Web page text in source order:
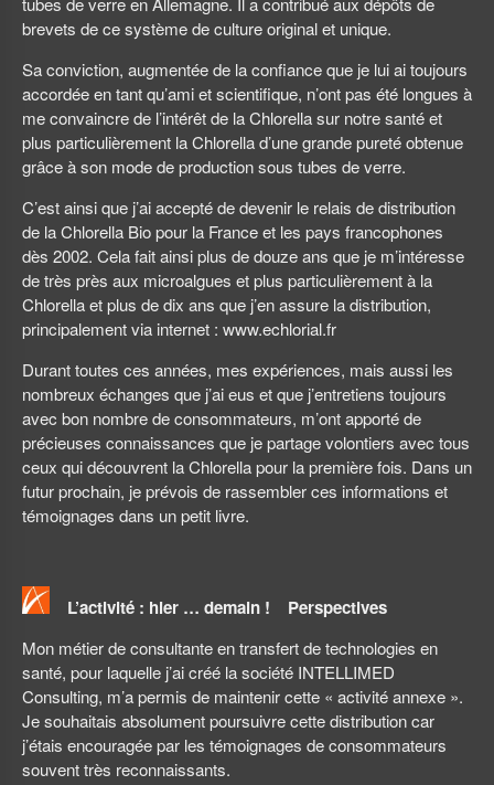
brevets de ce système de culture original et unique.
Sa conviction, augmentée de la confiance que je lui ai toujours
accordée en tant qu’ami et scientifique, n’ont pas été longues à
me convaincre de l’intérêt de la Chlorella sur notre santé et
plus particulièrement la Chlorella d’une grande pureté obtenue
grâce à son mode de production sous tubes de verre.
C’est ainsi que j’ai accepté de devenir le relais de distribution
de la Chlorella Bio pour la France et les pays francophones
dès 2002. Cela fait ainsi plus de douze ans que je m’intéresse
de très près aux microalgues et plus particulièrement à la
Chlorella et plus de dix ans que j’en assure la distribution,
principalement via internet : www.echlorial.fr
Durant toutes ces années, mes expériences, mais aussi les
nombreux échanges que j’ai eus et que j’entretiens toujours
avec bon nombre de consommateurs, m’ont apporté de
précieuses connaissances que je partage volontiers avec tous
ceux qui découvrent la Chlorella pour la première fois. Dans un
futur prochain, je prévois de rassembler ces informations et
témoignages dans un petit livre.
L’activité : hier … demain ! Perspectives
Mon métier de consultante en transfert de technologies en
santé, pour laquelle j’ai créé la société INTELLIMED
Consulting, m’a permis de maintenir cette « activité annexe ».
Je souhaitais absolument poursuivre cette distribution car
j’étais encouragée par les témoignages de consommateurs
souvent très reconnaissants.